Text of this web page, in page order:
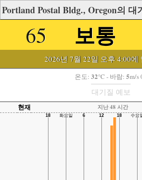
Portland Postal Bldg., Oregon의 대
65 보통
2026년 7월 22일 오후 4:00에
온도: 32°C - 바람: 5m/s
대기질 예보
현재 지난 48 시간